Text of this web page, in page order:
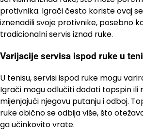
protivnika. Igrači često koriste ovaj
iznenadili svoje protivnike, posebno
tradicionalni servis iznad ruke.
Varijacije servisa ispod ruke u
U tenisu, servisi ispod ruke mogu
Igrači mogu odlučiti dodati topspin ili
mijenjajući njegovu putanju i odboj.
ruke obično se odbija više, što
ga učinkovito vrate.